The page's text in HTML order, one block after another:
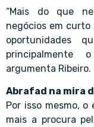
“Mais do que
negócios em curto
oportunidades
principalmente
argumenta Ribeiro.
Abrafad na mira
Por isso mesmo,
mais a procura